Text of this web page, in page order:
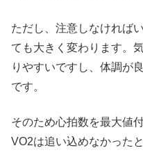
ただし、注意しなければ
ても大きく変わります。
りやすいですし、体調が
です。
そのため心拍数を最大値
VO2は追い込めなかった